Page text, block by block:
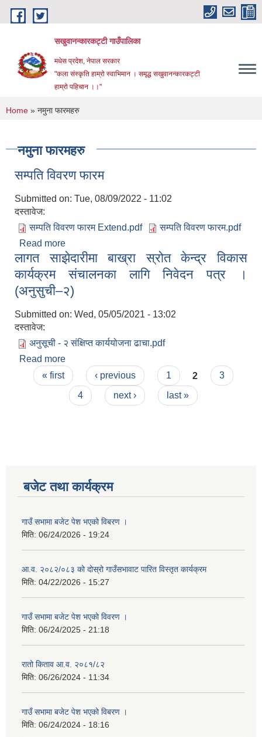
Skip to main content
सखुवानन्कारकट्टी गाउँपालिका
मधेस प्रदेश, नेपाल सरकार
"कला संस्कृति हाम्रो स्वाभिमान । समृद्ध सखुवानन्कारकट्टी
हाम्रो पहिचान ।।"
You are here
Home » नमुना फारमहरु
नमुना फारमहरु
सम्पति विवरण फारम
Submitted on: Tue, 08/09/2022 - 11:02
दस्तावेज:
सम्पति विवरण फारम Extend.pdf
सम्पति विवरण फारम.pdf
Read more
लागत साझेदारीमा बाख्रा स्रोत केन्द्र विकास
कार्यक्रम संचालनका लागि निवेदन पत्र ।
(अनुसुची–२)
Submitted on: Wed, 05/05/2021 - 13:02
दस्तावेज:
अनुसूची - २ संक्षिप्त कार्ययोजना ढाचा.pdf
Read more
कार्यक्रम संचालनका लागि निवेदन पत्र । (अनुसुची–२)
Pages
« first ‹ previous 1 2
3
4
next › last »
बजेट तथा कार्यक्रम
गाउँ सभामा बजेट पेश भएको विबरण ।
मिति: 06/24/2026 - 19:24
आ.व. २०८२/०८३ को दोस्रो गाउँसभावाट पारित विस्तृत कार्यक्रम
मिति: 04/22/2026 - 15:27
गाउँ सभामा बजेट पेश भएको विवरण ।
मिति: 06/24/2025 - 21:18
रातो किताव आ.व. २०८१/८२
मिति: 06/26/2024 - 11:34
गाउँ सभामा बजेट पेश भएको विबरण ।
मिति: 06/24/2024 - 18:16